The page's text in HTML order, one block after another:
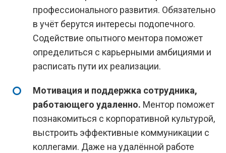
профессионального развития. Обязательно
в учёт берутся интересы подопечного.
Содействие опытного ментора поможет
определиться с карьерными амбициями и
расписать пути их реализации.
Мотивация и поддержка сотрудника,
работающего удаленно. Ментор поможет
познакомиться с корпоративной культурой,
выстроить эффективные коммуникации с
коллегами. Даже на удалённой работе